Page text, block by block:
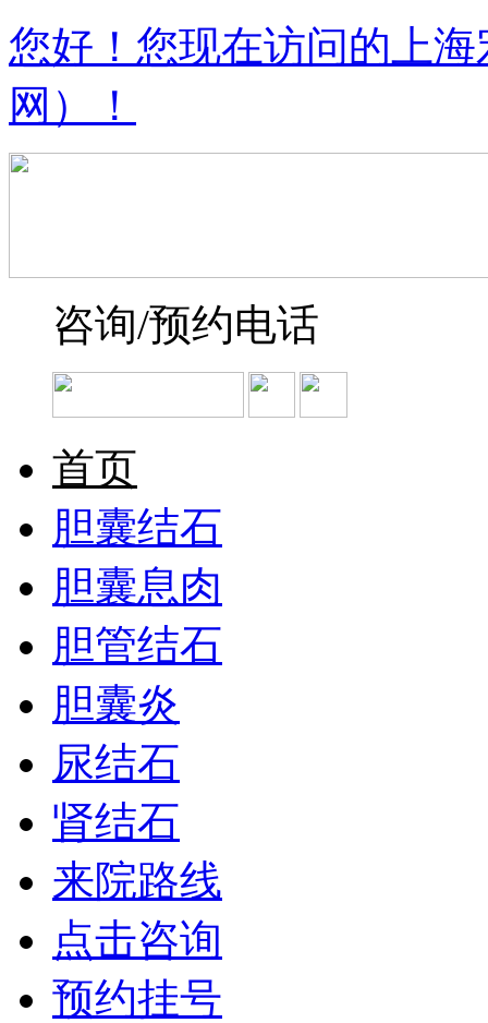
您好！您现在访问的上
网）！
咨询/预约电话
首页
胆囊结石
胆囊息肉
胆管结石
胆囊炎
尿结石
肾结石
来院路线
点击咨询
预约挂号